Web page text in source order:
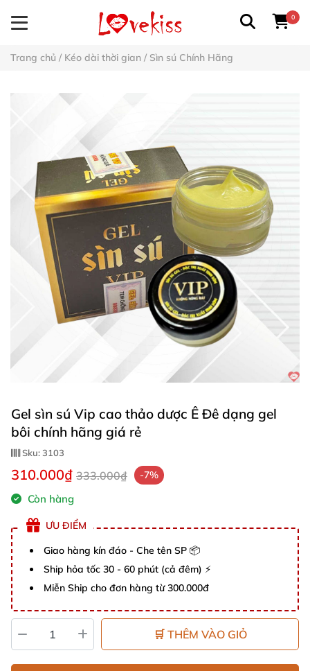
0
Trang chủ / Kéo dài thời gian / Sìn sú Chính Hãng
Gel sìn sú Vip cao thảo dược Ê Đê dạng gel
bôi chính hãng giá rẻ
Sku:3103
310.000₫ 333.000₫ -7%
Còn hàng
ƯU ĐIỂM
Giao hàng kín đáo - Che tên SP 📦
Ship hỏa tốc 30 - 60 phút (cả đêm) ⚡
Miễn Ship cho đơn hàng từ 300.000đ
🛒 THÊM VÀO GIỎ